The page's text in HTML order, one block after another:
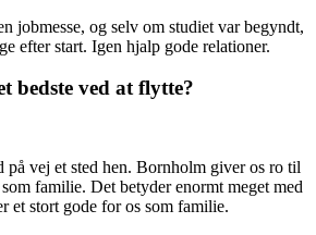
jobmesse, og selv om studiet var begyndt,
efter start. Igen hjalp gode relationer.
bedste ved at flytte?
vej et sted hen. Bornholm giver os ro til
familie. Det betyder enormt meget med
et stort gode for os som familie.